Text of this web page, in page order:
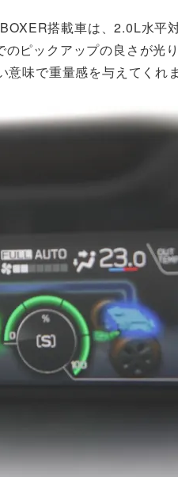
搭載車は、2.0L水
のピックアップの良さが
味で重量感を与えてくれま